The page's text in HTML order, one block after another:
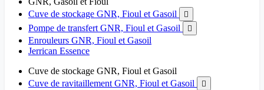
Cuve de stockage GNR, Fioul et Gasoil

Pompe de transfert GNR, Fioul et Gasoil 
Enrouleurs GNR, Fioul et Gasoil
Jerrican Essence
Cuve de stockage GNR, Fioul et Gasoil
Cuve de ravitaillement GNR, Fioul et Gasoil
